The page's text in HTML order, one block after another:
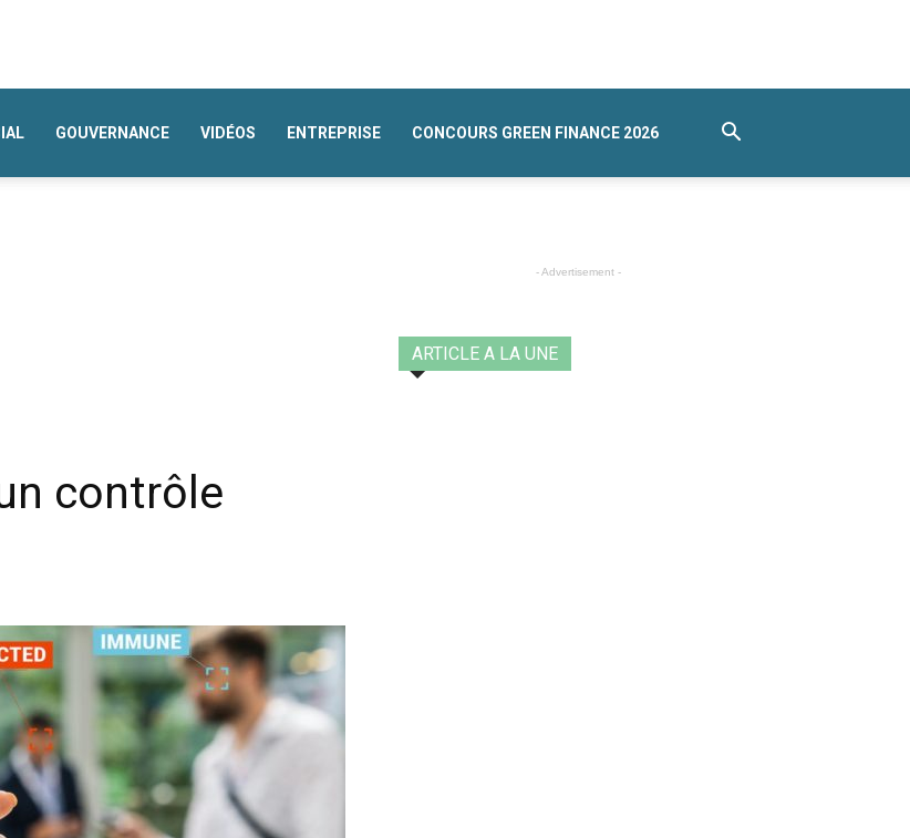
GOUVERNANCE VIDÉOS ENTREPRISE CONCOURS GREEN FINANCE 2026
contrôle
- Advertisement -
ARTICLE A LA UNE